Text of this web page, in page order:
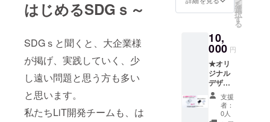
はじめるSDGｓ～
SDGｓと聞くと、大企業様
が掲げ、実践していく、少
し遠い問題と思う方も多い
と思います。
私たちLiT開発チームも、は
ENから
備考欄
にご記
載下さ
い） ※
会社名
とお名
前が記
載可能
です。
を
選
択
す
る
10,
000 円
★オリ
ジナル
デザイ
ンが印
刷可能
なLiT
支援
者：
0人